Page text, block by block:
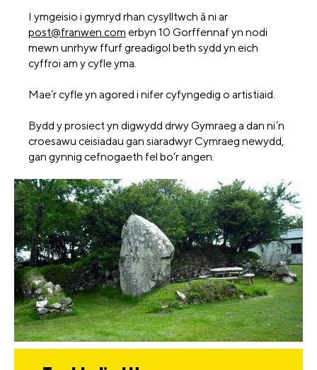
I ymgeisio i gymryd rhan cysylltwch â ni ar
post@franwen.com erbyn 10 Gorffennaf yn nodi
mewn unrhyw ffurf greadigol beth sydd yn eich
cyffroi am y cyfle yma.
Mae’r cyfle yn agored i nifer cyfyngedig o artistiaid.
Bydd y prosiect yn digwydd drwy Gymraeg a dan ni’n
croesawu ceisiadau gan siaradwyr Cymraeg newydd,
gan gynnig cefnogaeth fel bo’r angen.